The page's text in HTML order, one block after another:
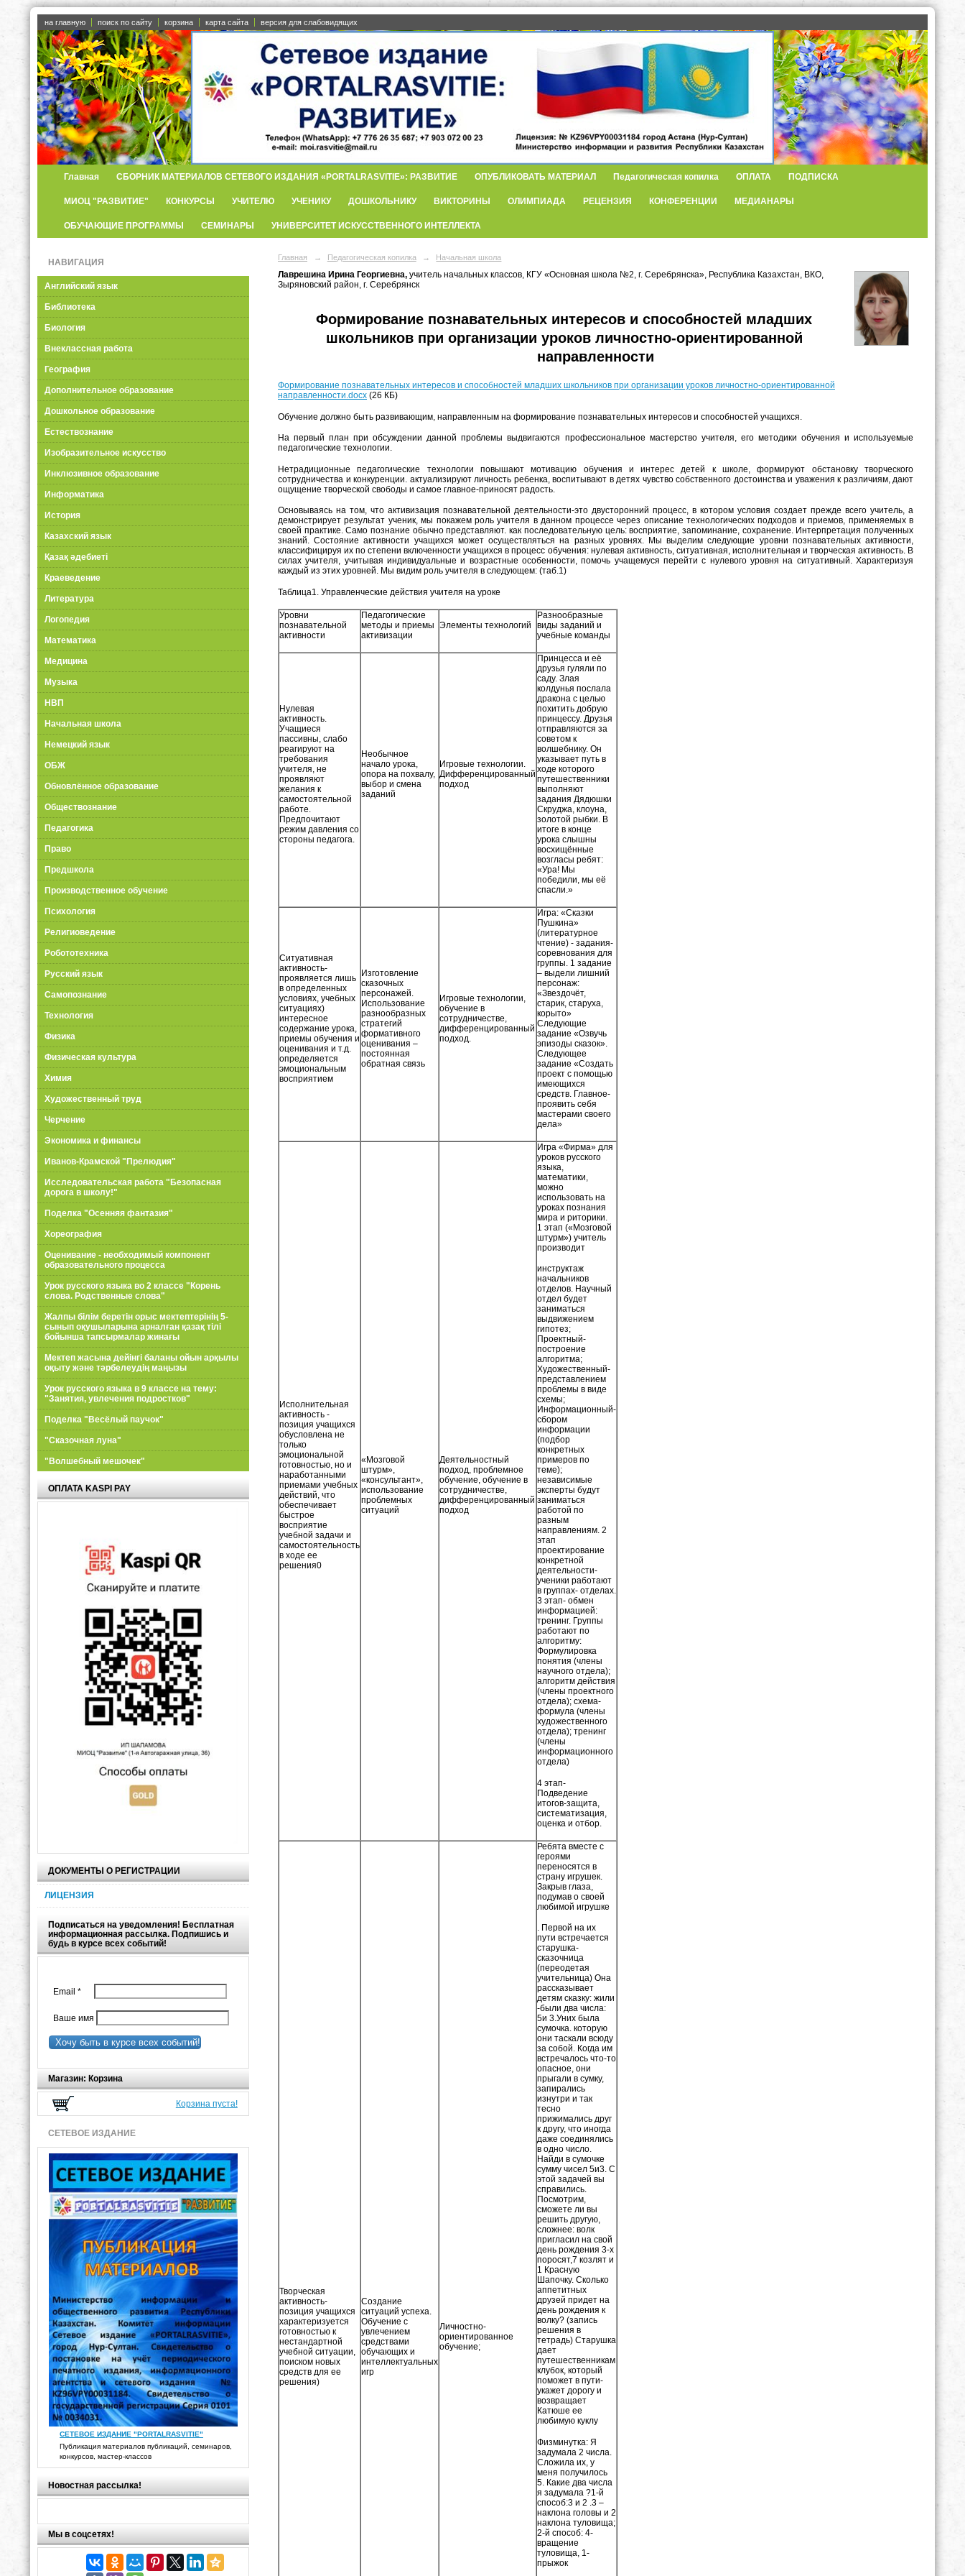
на главную поиск по сайту корзина карта сайта версия для слабовидящих
Главная СБОРНИК МАТЕРИАЛОВ СЕТЕВОГО ИЗДАНИЯ «PORTALRASVITIE»: РАЗВИТИЕ ОПУБЛИКОВАТЬ МАТЕРИАЛ Педагогическая копилка ОПЛАТА ПОДПИСКА
МИОЦ "РАЗВИТИЕ" КОНКУРСЫ УЧИТЕЛЮ УЧЕНИКУ ДОШКОЛЬНИКУ ВИКТОРИНЫ ОЛИМПИАДА РЕЦЕНЗИЯ КОНФЕРЕНЦИИ МЕДИАНАРЫ
ОБУЧАЮЩИЕ ПРОГРАММЫ СЕМИНАРЫ УНИВЕРСИТЕТ ИСКУССТВЕННОГО ИНТЕЛЛЕКТА
НАВИГАЦИЯ
Английский язык
Библиотека
Биология
Внеклассная работа
География
Дополнительное образование
Дошкольное образование
Естествознание
Изобразительное искусство
Инклюзивное образование
Информатика
История
Казахский язык
Қазақ әдебиеті
Краеведение
Литература
Логопедия
Математика
Медицина
Музыка
НВП
Начальная школа
Немецкий язык
ОБЖ
Обновлённое образование
Обществознание
Педагогика
Право
Предшкола
Производственное обучение
Психология
Религиоведение
Робототехника
Русский язык
Самопознание
Технология
Физика
Физическая культура
Химия
Художественный труд
Черчение
Экономика и финансы
Иванов-Крамской "Прелюдия"
Исследовательская работа "Безопасная
дорога в школу!"
Поделка "Осенняя фантазия"
Хореография
Оценивание - необходимый компонент
образовательного процесса
Урок русского языка во 2 классе "Корень
слова. Родственные слова"
Жалпы білім беретін орыс мектептерінің 5-
сынып оқушыларына арналған қазақ тілі
бойынша тапсырмалар жинағы
Мектеп жасына дейінгі баланы ойын арқылы
оқыту және тәрбелеудің маңызы
Урок русского языка в 9 классе на тему:
"Занятия, увлечения подростков"
Поделка "Весёлый паучок"
"Сказочная луна"
"Волшебный мешочек"
ОПЛАТА KASPI PAY
ДОКУМЕНТЫ О РЕГИСТРАЦИИ
ЛИЦЕНЗИЯ
Подписаться на уведомления! Бесплатная
информационная рассылка. Подпишись и
будь в курсе всех событий!
Email *
Ваше имя
Хочу быть в курсе всех событий!
Магазин: Корзина
Корзина пуста!
СЕТЕВОЕ ИЗДАНИЕ
СЕТЕВОЕ ИЗДАНИЕ "PORTALRASVITIE"
Публикация материалов публикаций, семинаров,
конкурсов, мастер-классов
Новостная рассылка!
Мы в соцсетях!
Главная → Педагогическая копилка → Начальная школа
Лаврешина Ирина Георгиевна, учитель начальных классов, КГУ «Основная школа №2, г. Серебрянска», Республика Казахстан, ВКО,
Зыряновский район, г. Серебрянск
Формирование познавательных интересов и способностей младших
школьников при организации уроков личностно-ориентированной
направленности
Формирование познавательных интересов и способностей младших школьников при организации уроков личностно-ориентированной
направленности.docx (26 КБ)
Обучение должно быть развивающим, направленным на формирование познавательных интересов и способностей учащихся.
На первый план при обсуждении данной проблемы выдвигаются профессиональное мастерство учителя, его методики обучения и используемые
педагогические технологии.
Нетрадиционные педагогические технологии повышают мотивацию обучения и интерес детей к школе, формируют обстановку творческого
сотрудничества и конкуренции. актуализируют личность ребенка, воспитывают в детях чувство собственного достоинства и уважения к различиям, дают
ощущение творческой свободы и самое главное-приносят радость.
Основываясь на том, что активизация познавательной деятельности-это двусторонний процесс, в котором условия создает прежде всего учитель, а
демонстрирует результат ученик, мы покажем роль учителя в данном процессе через описание технологических подходов и приемов, применяемых в
своей практике. Само познание обычно представляют. как последовательную цель: восприятие, запоминание, сохранение. Интерпретация полученных
знаний. Состояние активности учащихся может осуществляться на разных уровнях. Мы выделим следующие уровни познавательных активности,
классифицируя их по степени включенности учащихся в процесс обучения: нулевая активность, ситуативная, исполнительная и творческая активность. В
силах учителя, учитывая индивидуальные и возрастные особенности, помочь учащемуся перейти с нулевого уровня на ситуативный. Характеризуя
каждый из этих уровней. Мы видим роль учителя в следующем: (таб.1)
Таблица1. Управленческие действия учителя на уроке
Уровни
познавательной
активности
Педагогические
методы и приемы
активизации
Элементы технологий
Разнообразные
виды заданий и
учебные команды
Нулевая
активность.
Учащиеся
пассивны, слабо
реагируют на
требования
учителя, не
проявляют
желания к
самостоятельной
работе.
Предпочитают
режим давления со
стороны педагога.
Необычное
начало урока,
опора на похвалу,
выбор и смена
заданий
Игровые технологии.
Дифференцированный
подход
Принцесса и её
друзья гуляли по
саду. Злая
колдунья послала
дракона с целью
похитить добрую
принцессу. Друзья
отправляются за
советом к
волшебнику. Он
указывает путь в
ходе которого
путешественники
выполняют
задания Дядюшки
Скруджа, клоуна,
золотой рыбки. В
итоге в конце
урока слышны
восхищённые
возгласы ребят:
«Ура! Мы
победили, мы её
спасли.»
Ситуативная
активность-
проявляется лишь
в определенных
условиях, учебных
ситуациях)
интересное
содержание урока,
приемы обучения и
оценивания и т.д.
определяется
эмоциональным
восприятием
Изготовление
сказочных
персонажей.
Использование
разнообразных
стратегий
формативного
оценивания –
постоянная
обратная связь
Игровые технологии,
обучение в
сотрудничестве,
дифференцированный
подход.
Игра: «Сказки
Пушкина»
(литературное
чтение) - задания-
соревнования для
группы. 1 задание
– выдели лишний
персонаж:
«Звездочёт,
старик, старуха,
корыто»
Следующие
задание «Озвучь
эпизоды сказок».
Следующее
задание «Создать
проект с помощью
имеющихся
средств. Главное-
проявить себя
мастерами своего
дела»
Исполнительная
активность -
позиция учащихся
обусловлена не
только
эмоциональной
готовностью, но и
наработанными
приемами учебных
действий, что
обеспечивает
быстрое
восприятие
учебной задачи и
самостоятельность
в ходе ее
решения0
«Мозговой
штурм»,
«консультант»,
использование
проблемных
ситуаций
Деятельностный
подход, проблемное
обучение, обучение в
сотрудничестве,
дифференцированный
подход
Игра «Фирма» для
уроков русского
языка,
математики,
можно
использовать на
уроках познания
мира и риторики.
1 этап («Мозговой
штурм») учитель
производит
инструктаж
начальников
отделов. Научный
отдел будет
заниматься
выдвижением
гипотез;
Проектный-
построение
алгоритма;
Художественный-
представлением
проблемы в виде
схемы;
Информационный-
сбором
информации
(подбор
конкретных
примеров по
теме);
независимые
эксперты будут
заниматься
работой по
разным
направлениям. 2
этап
проектирование
конкретной
деятельности-
ученики работают
в группах- отделах.
3 этап- обмен
информацией:
тренинг. Группы
работают по
алгоритму:
Формулировка
понятия (члены
научного отдела);
алгоритм действия
(члены проектного
отдела); схема-
формула (члены
художественного
отдела); тренинг
(члены
информационного
отдела)
4 этап-
Подведение
итогов-защита,
систематизация,
оценка и отбор.
Творческая
активность-
позиция учащихся
характеризуется
готовностью к
нестандартной
учебной ситуации,
поиском новых
средств для ее
решения)
Создание
ситуаций успеха.
Обучение с
увлечением
средствами
обучающих и
интеллектуальных
игр
Личностно-
ориентированное
обучение;
Ребята вместе с
героями
переносятся в
страну игрушек.
Закрыв глаза,
подумав о своей
любимой игрушке
. Первой на их
пути встречается
старушка-
сказочница
(переодетая
учительница) Она
рассказывает
детям сказку: жили
-были два числа:
5и 3.Уних была
сумочка. которую
они таскали всюду
за собой. Когда им
встречалось что-то
опасное, они
прыгали в сумку,
запирались
изнутри и так
тесно
прижимались друг
к другу, что иногда
даже соединялись
в одно число.
Найди в сумочке
сумму чисел 5и3. С
этой задачей вы
справились.
Посмотрим,
сможете ли вы
решить другую,
сложнее: волк
пригласил на свой
день рождения 3-х
поросят,7 козлят и
1 Красную
Шапочку. Сколько
аппетитных
друзей придет на
день рождения к
волку? (запись
решения в
тетрадь) Старушка
дает
путешественникам
клубок, который
поможет в пути-
укажет дорогу и
возвращает
Катюше ее
любимую куклу
Физминутка: Я
задумала 2 числа.
Сложила их, у
меня получилось
5. Какие два числа
я задумала ?1-й
способ:3 и 2 .3 –
наклона головы и 2
наклона туловища;
2-й способ: 4-
вращение
туловища, 1-
прыжок